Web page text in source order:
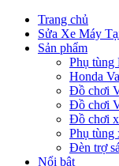
Trang chủ
Sửa Xe Máy
Sản phẩm
Phụ tùng
Honda
Đồ chơi
Đồ chơi
Đồ chơi
Phụ tùng
Đèn trợ
Nổi bật